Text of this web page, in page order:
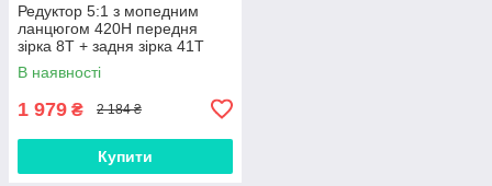
Редуктор 5:1 з мопедним
ланцюгом 420H передня
зірка 8T + задня зірка 41T
В наявності
1 979 ₴ 2 184 ₴
Купити